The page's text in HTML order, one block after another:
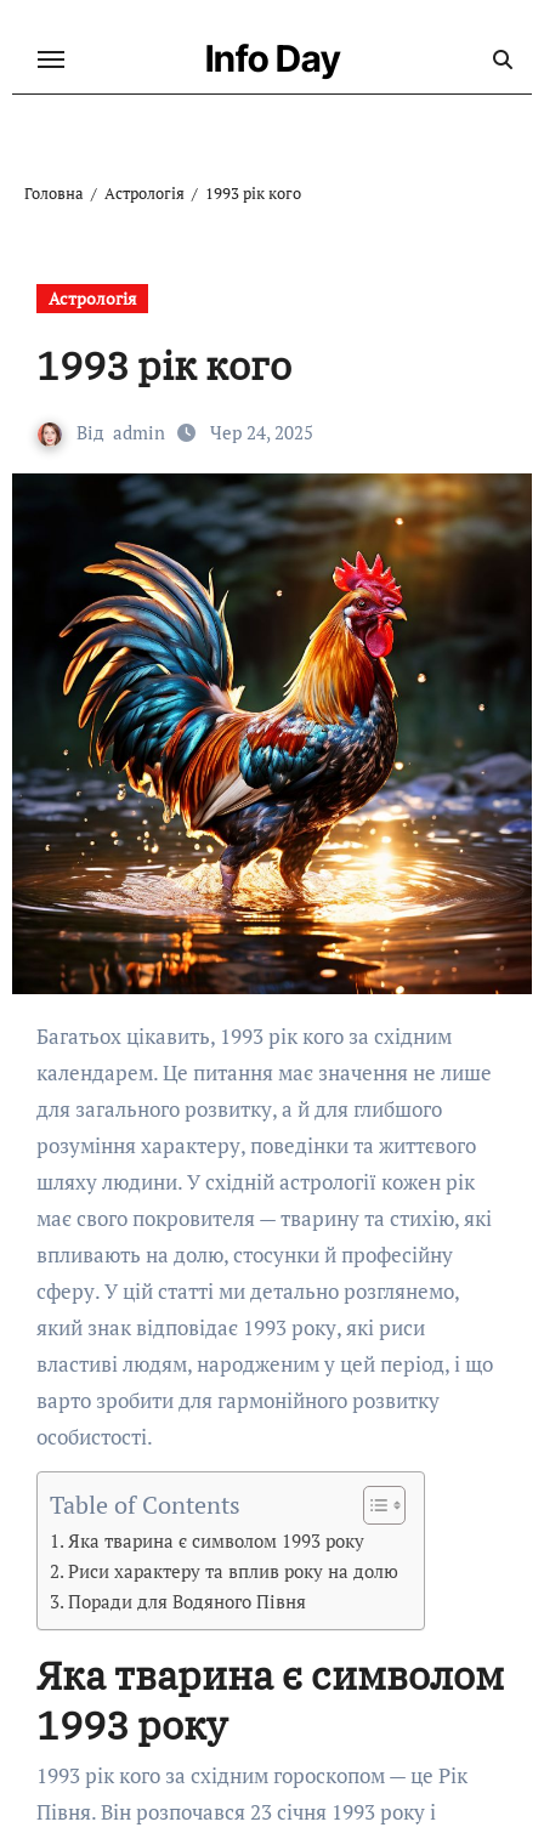
Info Day
Головна Астрологія 1993 рік кого
Астрологія
1993 рік кого
Від admin Чер 24, 2025
Багатьох цікавить, 1993 рік кого за східним
календарем. Це питання має значення не лише
для загального розвитку, а й для глибшого
розуміння характеру, поведінки та життєвого
шляху людини. У східній астрології кожен рік
має свого покровителя — тварину та стихію, які
впливають на долю, стосунки й професійну
сферу. У цій статті ми детально розглянемо,
який знак відповідає 1993 року, які риси
властиві людям, народженим у цей період, і що
варто зробити для гармонійного розвитку
особистості.
Table of Contents
Яка тварина є символом 1993 року
Риси характеру та вплив року на долю
Поради для Водяного Півня
Яка тварина є символом
1993 року
1993 рік кого за східним гороскопом — це Рік
Півня. Він розпочався 23 січня 1993 року і